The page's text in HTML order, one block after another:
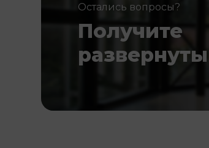
Остались вопросы?
Получите